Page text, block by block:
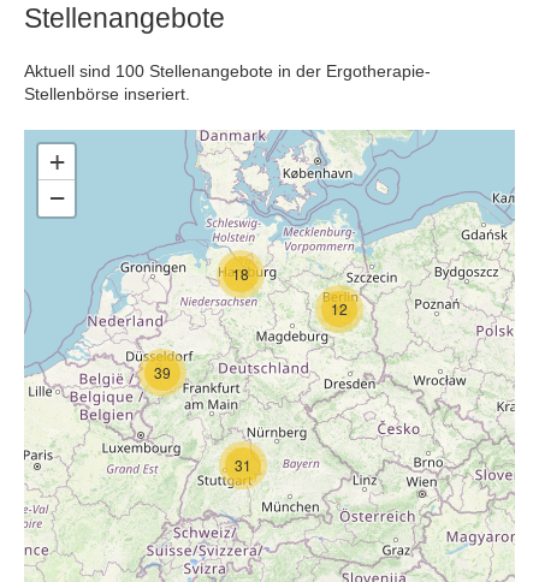
Stellenangebote
Aktuell sind 100 Stellenangebote in der Ergotherapie-
Stellenbörse inseriert.
18
12
31
39
+
−